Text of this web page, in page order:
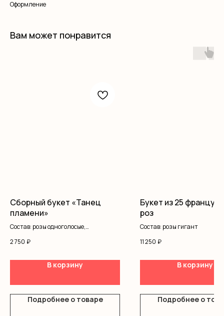
Оформление
Вам может понравится
Сборный букет «Танец
пламени»
Состав: розы одноголосые,
2 750 ₽
В корзину
Подробнее о товаре
Букет из 25
роз
Состав: розы гигант
11 250 ₽
В корзину
Подробнее о